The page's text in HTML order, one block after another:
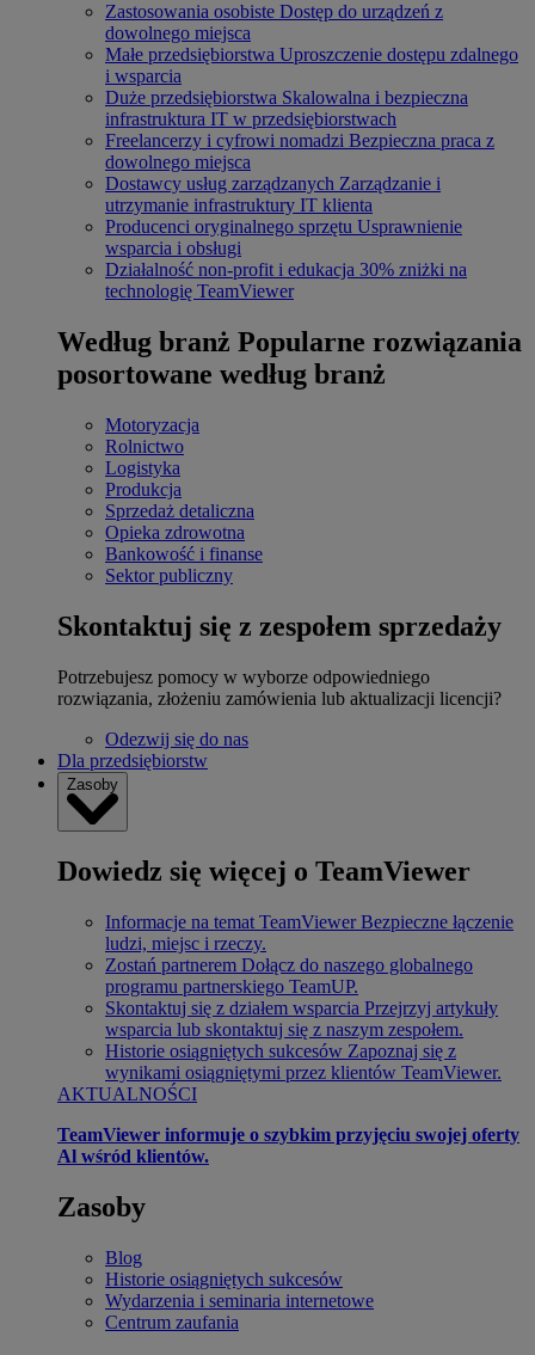
Zastosowania osobiste Dostęp do urządzeń z
dowolnego miejsca
Małe przedsiębiorstwa Uproszczenie dostępu zdalnego
i wsparcia
Duże przedsiębiorstwa Skalowalna i bezpieczna
infrastruktura IT w przedsiębiorstwach
Freelancerzy i cyfrowi nomadzi Bezpieczna praca z
dowolnego miejsca
Dostawcy usług zarządzanych Zarządzanie i
utrzymanie infrastruktury IT klienta
Producenci oryginalnego sprzętu Usprawnienie
wsparcia i obsługi
Działalność non-profit i edukacja 30% zniżki na
technologię TeamViewer
Według branż Popularne rozwiązania
posortowane według branż
Motoryzacja
Rolnictwo
Logistyka
Produkcja
Sprzedaż detaliczna
Opieka zdrowotna
Bankowość i finanse
Sektor publiczny
Skontaktuj się z zespołem sprzedaży
Potrzebujesz pomocy w wyborze odpowiedniego
rozwiązania, złożeniu zamówienia lub aktualizacji licencji?
Odezwij się do nas
Dla przedsiębiorstw
Zasoby
Dowiedz się więcej o TeamViewer
Informacje na temat TeamViewer Bezpieczne łączenie
ludzi, miejsc i rzeczy.
Zostań partnerem Dołącz do naszego globalnego
programu partnerskiego TeamUP.
Skontaktuj się z działem wsparcia Przejrzyj artykuły
wsparcia lub skontaktuj się z naszym zespołem.
Historie osiągniętych sukcesów Zapoznaj się z
wynikami osiągniętymi przez klientów TeamViewer.
AKTUALNOŚCI
TeamViewer informuje o szybkim przyjęciu swojej oferty
Al wśród klientów.
Zasoby
Blog
Historie osiągniętych sukcesów
Wydarzenia i seminaria internetowe
Centrum zaufania